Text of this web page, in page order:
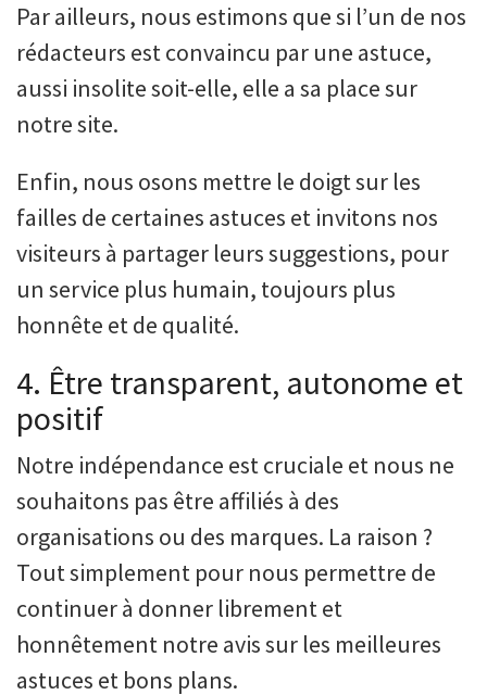
Par ailleurs, nous estimons que si l’un de nos
rédacteurs est convaincu par une astuce,
aussi insolite soit-elle, elle a sa place sur
notre site.
Enfin, nous osons mettre le doigt sur les
failles de certaines astuces et invitons nos
visiteurs à partager leurs suggestions, pour
un service plus humain, toujours plus
honnête et de qualité.
4. Être transparent, autonome et
positif
Notre indépendance est cruciale et nous ne
souhaitons pas être affiliés à des
organisations ou des marques. La raison ?
Tout simplement pour nous permettre de
continuer à donner librement et
honnêtement notre avis sur les meilleures
astuces et bons plans.